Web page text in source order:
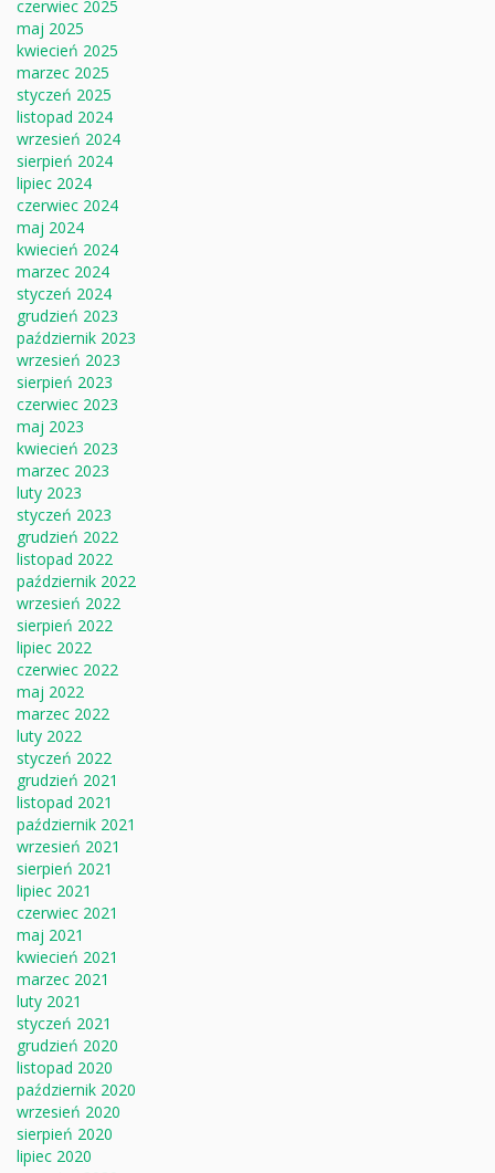
czerwiec 2025
maj 2025
kwiecień 2025
marzec 2025
styczeń 2025
listopad 2024
wrzesień 2024
sierpień 2024
lipiec 2024
czerwiec 2024
maj 2024
kwiecień 2024
marzec 2024
styczeń 2024
grudzień 2023
październik 2023
wrzesień 2023
sierpień 2023
czerwiec 2023
maj 2023
kwiecień 2023
marzec 2023
luty 2023
styczeń 2023
grudzień 2022
listopad 2022
październik 2022
wrzesień 2022
sierpień 2022
lipiec 2022
czerwiec 2022
maj 2022
marzec 2022
luty 2022
styczeń 2022
grudzień 2021
listopad 2021
październik 2021
wrzesień 2021
sierpień 2021
lipiec 2021
czerwiec 2021
maj 2021
kwiecień 2021
marzec 2021
luty 2021
styczeń 2021
grudzień 2020
listopad 2020
październik 2020
wrzesień 2020
sierpień 2020
lipiec 2020